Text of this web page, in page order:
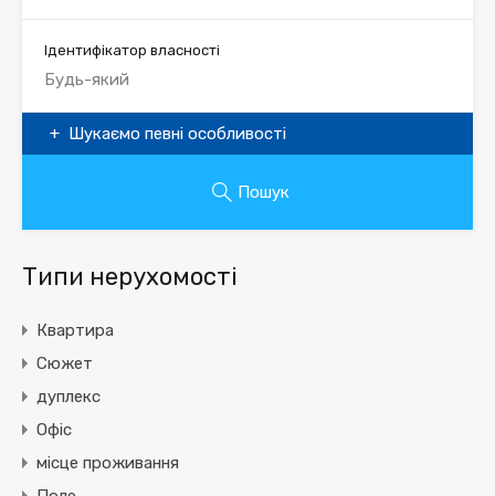
Ідентифікатор власності
Шукаємо певні особливості
Пошук
Типи нерухомості
Квартира
Сюжет
дуплекс
Офіс
місце проживання